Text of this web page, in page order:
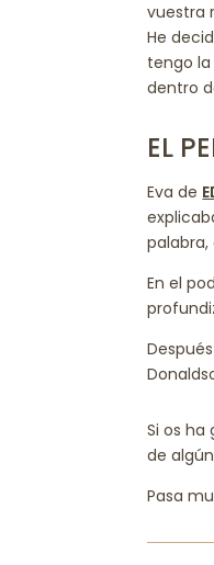
vuestra
He
tengo
dentro
EL
Eva de
En el
Si os
de
Pasa